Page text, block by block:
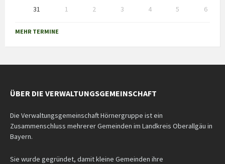
31
1 2 3 4 5
6
calendar
MEHR TERMINE
ÜBER DIE VERWALTUNGSGEMEINSCHAFT
Die Verwaltungsgemeinschaft Hörnergruppe ist ein
Zusammenschluss mehrerer Gemeinden im Landkreis Oberallgäu in
Bayern.
Sie wurde gegründet, damit kleine Gemeinden ihre